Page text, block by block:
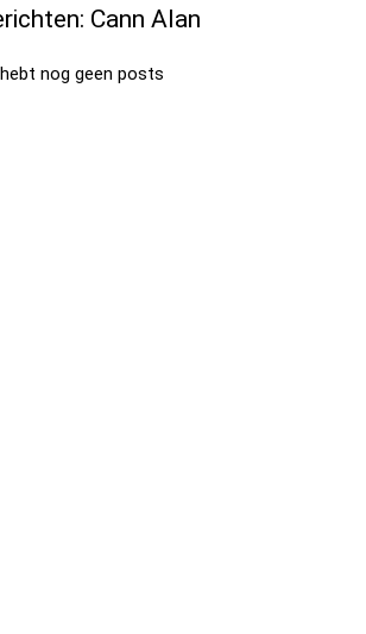
Cann Alan
nog geen posts